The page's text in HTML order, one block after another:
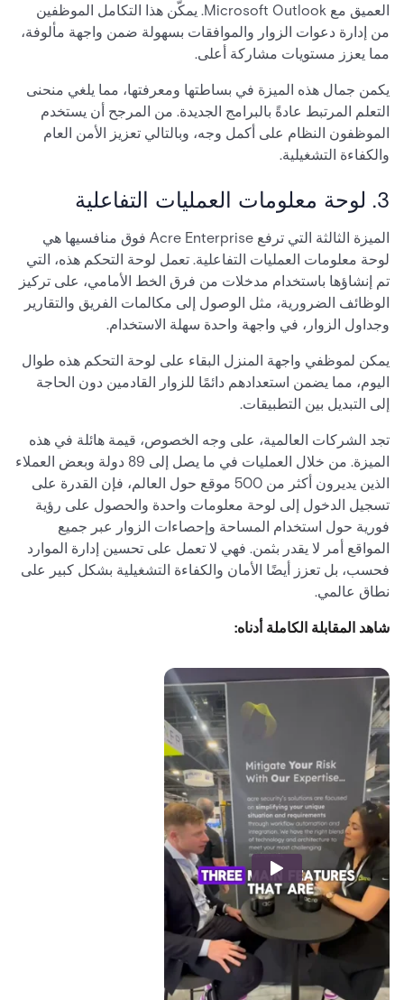
العميق مع Microsoft Outlook. يمكّن هذا التكامل الموظفين
من إدارة دعوات الزوار والموافقات بسهولة ضمن واجهة مألوفة،
مما يعزز مستويات مشاركة أعلى.
يكمن جمال هذه الميزة في بساطتها ومعرفتها، مما يلغي منحنى
التعلم المرتبط عادةً بالبرامج الجديدة. من المرجح أن يستخدم
الموظفون النظام على أكمل وجه، وبالتالي تعزيز الأمن العام
والكفاءة التشغيلية.
3. لوحة معلومات العمليات التفاعلية
الميزة الثالثة التي ترفع Acre Enterprise فوق منافسيها هي
لوحة معلومات العمليات التفاعلية. تعمل لوحة التحكم هذه، التي
تم إنشاؤها باستخدام مدخلات من فرق الخط الأمامي، على تركيز
الوظائف الضرورية، مثل الوصول إلى مكالمات الفريق والتقارير
وجداول الزوار، في واجهة واحدة سهلة الاستخدام.
يمكن لموظفي واجهة المنزل البقاء على لوحة التحكم هذه طوال
اليوم، مما يضمن استعدادهم دائمًا للزوار القادمين دون الحاجة
إلى التبديل بين التطبيقات.
تجد الشركات العالمية، على وجه الخصوص، قيمة هائلة في هذه
الميزة. من خلال العمليات في ما يصل إلى 89 دولة وبعض العملاء
الذين يديرون أكثر من 500 موقع حول العالم، فإن القدرة على
تسجيل الدخول إلى لوحة معلومات واحدة والحصول على رؤية
فورية حول استخدام المساحة وإحصاءات الزوار عبر جميع
المواقع أمر لا يقدر بثمن. فهي لا تعمل على تحسين إدارة الموارد
فحسب، بل تعزز أيضًا الأمان والكفاءة التشغيلية بشكل كبير على
نطاق عالمي.
شاهد المقابلة الكاملة أدناه: